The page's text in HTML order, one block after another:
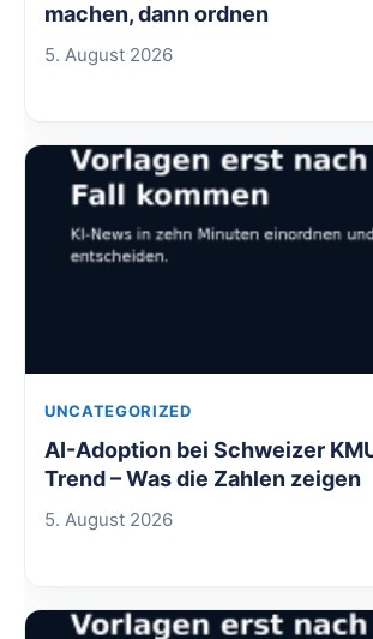
machen, dann ordnen
5. August 2026
UNCATEGORIZED
AI-Adoption bei Schweizer
Trend – Was die Zahlen zeigen
5. August 2026